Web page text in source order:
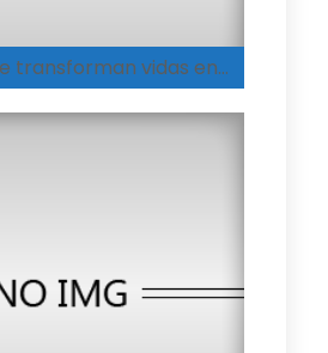
Sonrisas que transforman vidas en el Hogar Integral de Medellín